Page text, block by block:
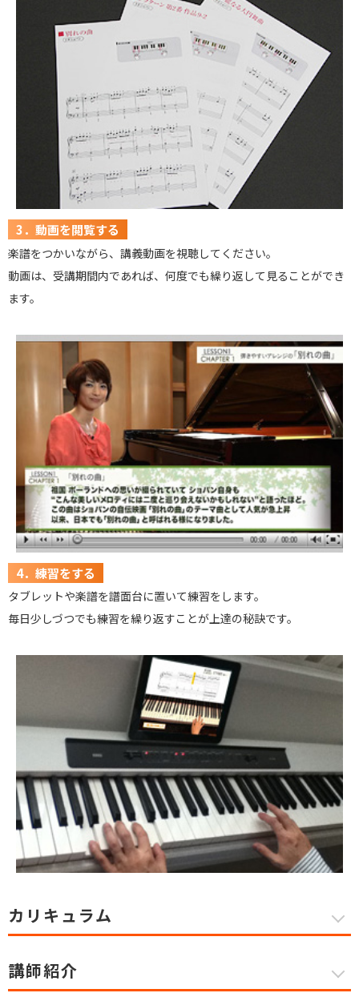
3．動画を閲覧する
楽譜をつかいながら、講義動画を視聴してください。
動画は、受講期間内であれば、何度でも繰り返して見ることができ
ます。
4．練習をする
タブレットや楽譜を譜面台に置いて練習をします。
毎日少しづつでも練習を繰り返すことが上達の秘訣です。
カリキュラム
講師紹介